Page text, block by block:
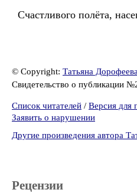
Счастливого полёта,
© Copyright: Татьяна
Свидетельство о публикации
Список читателей / Версия для
Заявить о нарушении
Другие произведения автора
Рецензии